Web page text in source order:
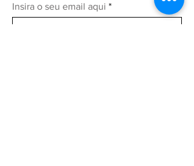
Insira o seu email aqui